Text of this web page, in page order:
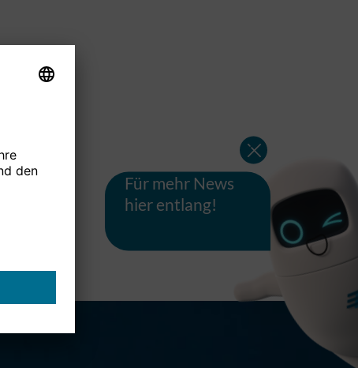
Für mehr News
hier entlang!